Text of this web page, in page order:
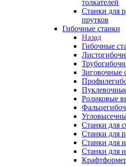
толкателей
Станки для
прутков
Гибочные станки
Назад
Гибочные
Зиговочные
Роликовые
Станки для
Станки для
Станки для
Станки для